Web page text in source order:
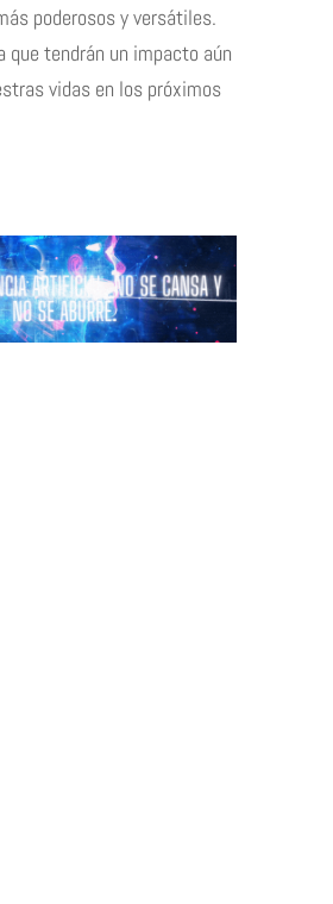
poderosos y versátiles.
que tendrán un impacto aún
vidas en los próximos